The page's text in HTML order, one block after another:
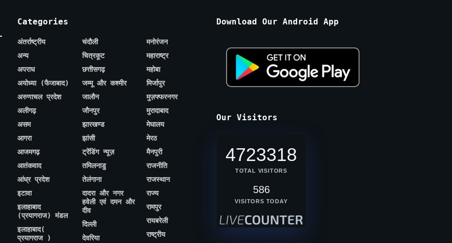
Categories
अंतर्राष्ट्रीय
अन्य
अपराध
अयोध्या (फैजाबाद)
अरुणाचल प्रदेश
अलीगढ़
असम
आगरा
आजमगढ़
आतंकवाद
आंध्र प्रदेश
इटावा
इलाहाबाद
(प्रयागराज) मंडल
इलाहाबाद(
प्रयागराज )
चंदौली
चित्रकूट
छत्तीसगढ़
जम्मू और कश्मीर
जालौन
जौनपुर
झारखण्ड
झांसी
ट्रेंडिंग न्यूज़
तमिलनाडु
तेलंगाना
दादरा और नगर
हवेली एवं दमन और
दीव
दिल्ली
देवरिया
मनोरंजन
महाराष्ट्र
महोबा
मिर्जापुर
मुज़फ्फरनगर
मुरादाबाद
मेघालय
मेरठ
मैनपुरी
राजनीति
राजस्थान
राज्य
रामपुर
रायबरेली
राष्ट्रीय
Download Our Android App
Our Visitors
4723318
TOTAL VISITORS
586
VISITORS TODAY